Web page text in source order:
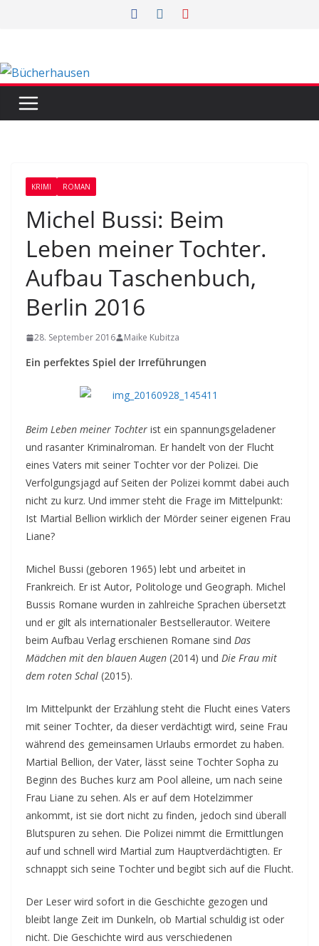
KRIMI ROMAN
Michel Bussi: Beim
Leben meiner Tochter.
Aufbau Taschenbuch,
Berlin 2016
28. September 2016 Maike Kubitza
Ein perfektes Spiel der Irreführungen
Beim Leben meiner Tochter ist ein spannungsgeladener
und rasanter Kriminalroman. Er handelt von der Flucht
eines Vaters mit seiner Tochter vor der Polizei. Die
Verfolgungsjagd auf Seiten der Polizei kommt dabei auch
nicht zu kurz. Und immer steht die Frage im Mittelpunkt:
Ist Martial Bellion wirklich der Mörder seiner eigenen Frau
Liane?
Michel Bussi (geboren 1965) lebt und arbeitet in
Frankreich. Er ist Autor, Politologe und Geograph. Michel
Bussis Romane wurden in zahlreiche Sprachen übersetzt
und er gilt als internationaler Bestsellerautor. Weitere
beim Aufbau Verlag erschienen Romane sind Das
Mädchen mit den blauen Augen (2014) und Die Frau mit
dem roten Schal (2015).
Im Mittelpunkt der Erzählung steht die Flucht eines Vaters
mit seiner Tochter, da dieser verdächtigt wird, seine Frau
während des gemeinsamen Urlaubs ermordet zu haben.
Martial Bellion, der Vater, lässt seine Tochter Sopha zu
Beginn des Buches kurz am Pool alleine, um nach seine
Frau Liane zu sehen. Als er auf dem Hotelzimmer
ankommt, ist sie dort nicht zu finden, jedoch sind überall
Blutspuren zu sehen. Die Polizei nimmt die Ermittlungen
auf und schnell wird Martial zum Hauptverdächtigten. Er
schnappt sich seine Tochter und begibt sich auf die Flucht.
Der Leser wird sofort in die Geschichte gezogen und
bleibt lange Zeit im Dunkeln, ob Martial schuldig ist oder
nicht. Die Geschichte wird aus verschiedenen